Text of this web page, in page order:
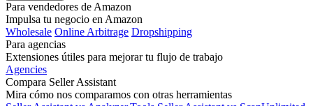
Para vendedores de Amazon
Impulsa tu negocio en Amazon
Wholesale Online Arbitrage Dropshipping
Para agencias
Extensiones útiles para mejorar tu flujo de trabajo
Agencies
Compara Seller Assistant
Mira cómo nos comparamos con otras herramientas